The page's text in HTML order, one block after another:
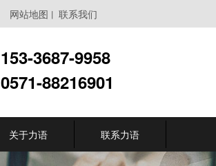
网站地图 丨 联系我们
153-3687-9958
0571-88216901
关于力语 联系力语